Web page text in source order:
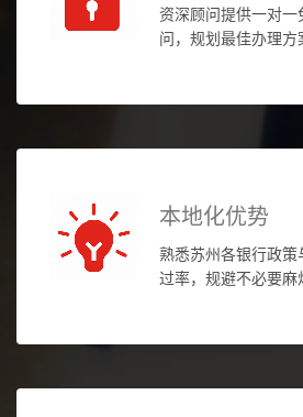
资深顾问提供一对
问，规划最佳办理方
本地化优势
熟悉苏州各银行政
过率，规避不必要麻